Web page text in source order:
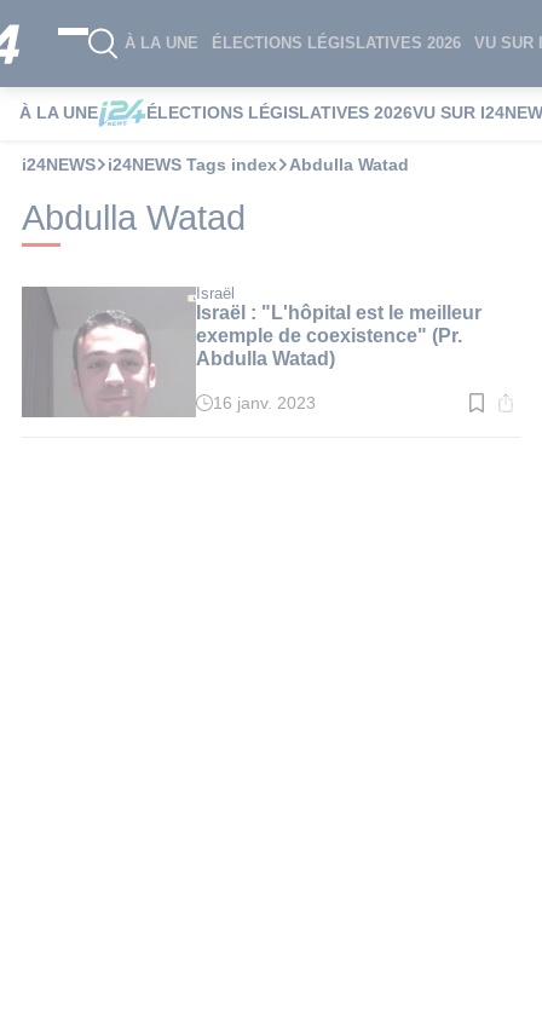
À LA UNE ÉLECTIONS LÉGISLATIVES 2026 VU SUR
À LA UNE ÉLECTIONS LÉGISLATIVES 2026VU SUR
i24NEWS i24NEWS Tags index Abdulla Watad
Abdulla Watad
Israël
Israël : "L'hôpital est le meilleur
exemple de coexistence" (Pr.
Abdulla Watad)
Temps
16 janv. 2023